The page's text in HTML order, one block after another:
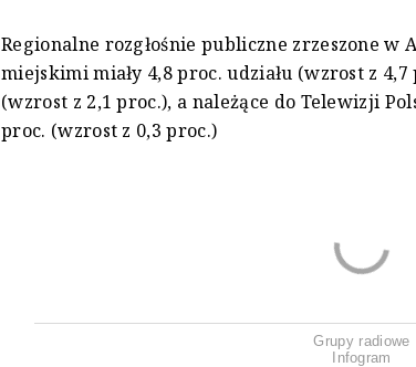
Regionalne rozgłośnie publiczne zrzeszone
miejskimi miały 4,8 proc. udziału (wzrost z
(wzrost z 2,1 proc.), a należące do Telewizji
proc. (wzrost z 0,3 proc.)
Grupy radiowe
Infogram